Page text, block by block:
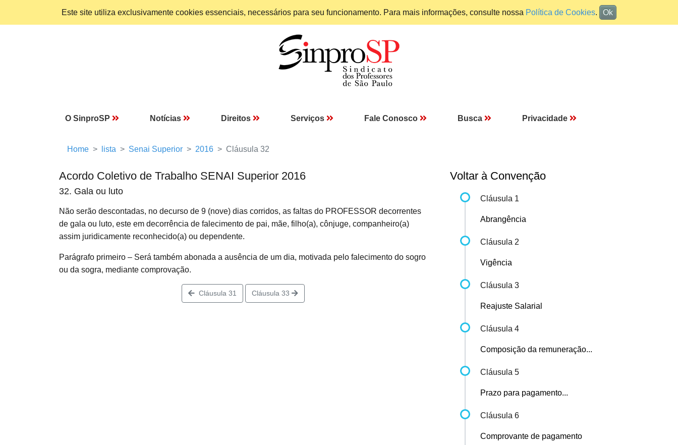
Este site utiliza exclusivamente cookies essenciais, necessários para seu funcionamento. Para mais informações, consulte nossa Política de Cookies. Ok
O SinproSP Notícias Direitos Serviços Fale Conosco Busca Privacidade
Home lista Senai Superior 2016 Cláusula 32
Acordo Coletivo de Trabalho SENAI Superior 2016
32. Gala ou luto
Não serão descontadas, no decurso de 9 (nove) dias corridos, as faltas do PROFESSOR decorrentes
de gala ou luto, este em decorrência de falecimento de pai, mãe, filho(a), cônjuge, companheiro(a)
assim juridicamente reconhecido(a) ou dependente.
Parágrafo primeiro – Será também abonada a ausência de um dia, motivada pelo falecimento do sogro
ou da sogra, mediante comprovação.
Cláusula 31 Cláusula 33
Voltar à Convenção
Cláusula 1
Abrangência
Cláusula 2
Vigência
Cláusula 3
Reajuste Salarial
Cláusula 4
Composição da remuneração...
Cláusula 5
Prazo para pagamento...
Cláusula 6
Comprovante de pagamento